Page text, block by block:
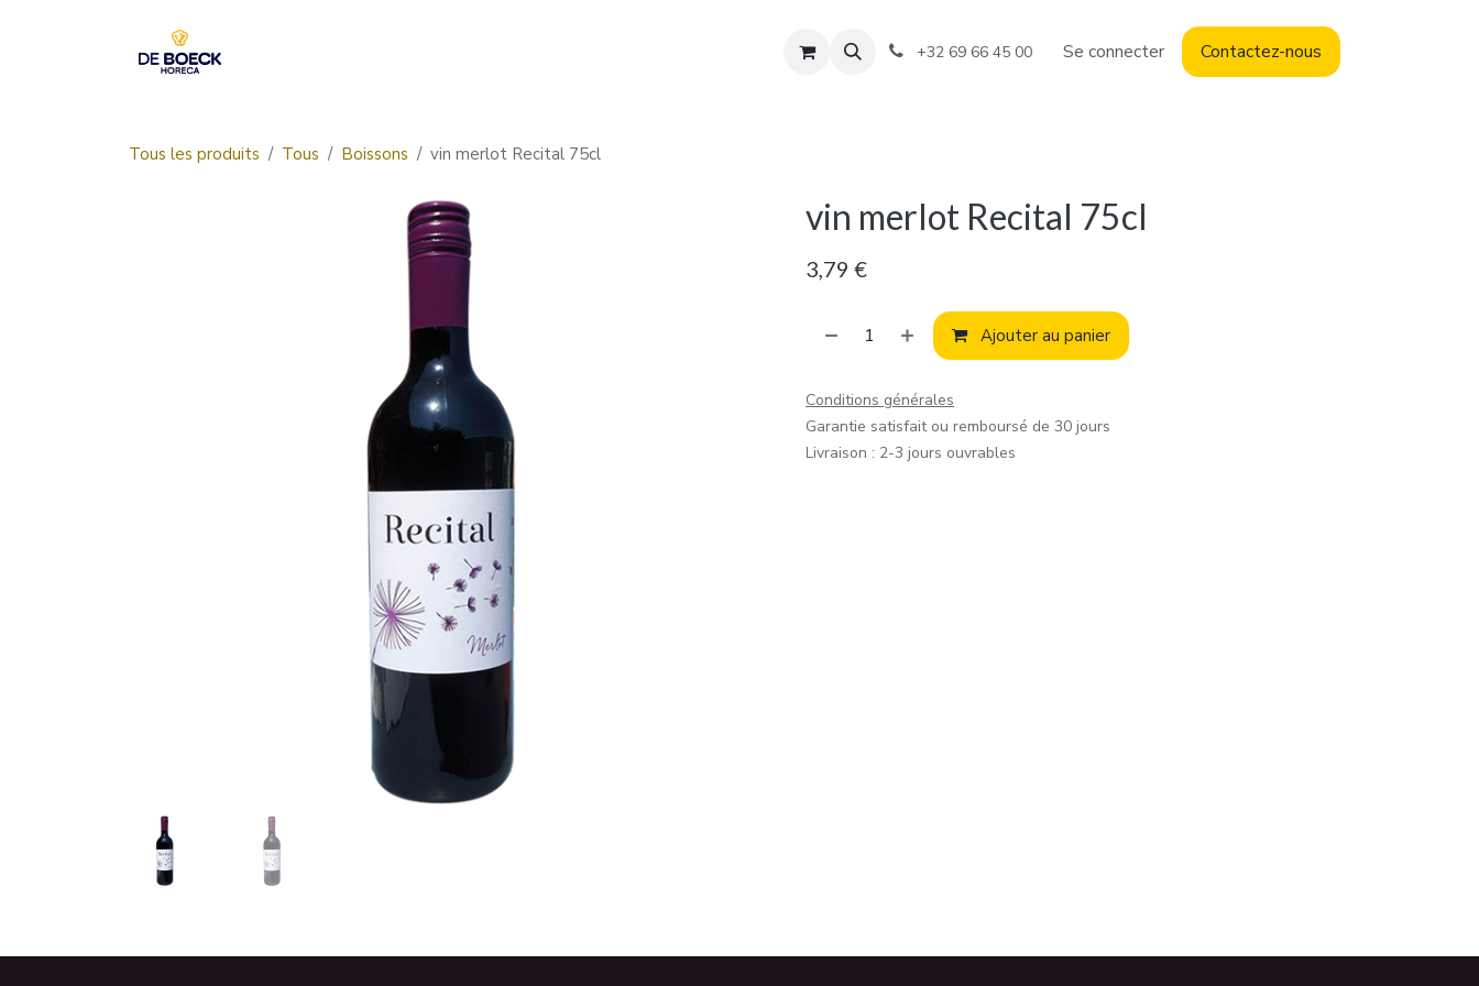
+32 69 66 45 00 Se connecter Contactez-nous
Tous les produits Tous Boissons vin merlot Recital 75cl
vin merlot Recital 75cl
3,79 €
Ajouter au panier
Conditions générales
Garantie satisfait ou remboursé de 30 jours
Livraison : 2-3 jours ouvrables